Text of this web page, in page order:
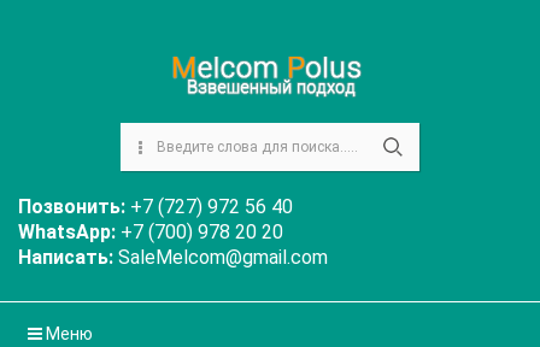
Позвонить: +7 (727) 972 56 40
WhatsApp: +7 (700) 978 20 20
Написать: SaleMelcom@gmail.com
Меню